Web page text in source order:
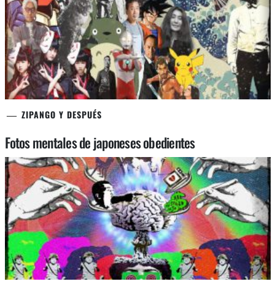
ZIPANGO Y DESPUÉS
Fotos mentales de japoneses obedientes